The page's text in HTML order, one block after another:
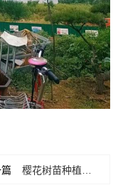
樱花树苗种植较佳时间是什么时候